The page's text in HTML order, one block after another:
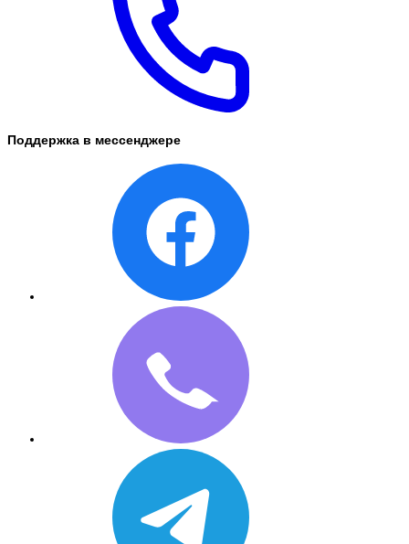
Поддержка в мессенджере